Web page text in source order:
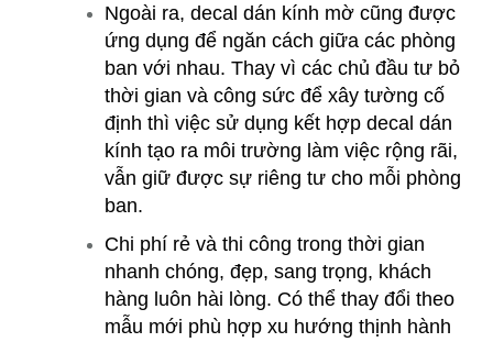
Ngoài ra, decal dán kính mờ cũng được
ứng dụng để ngăn cách giữa các phòng
ban với nhau. Thay vì các chủ đầu tư bỏ
thời gian và công sức để xây tường cố
định thì việc sử dụng kết hợp decal dán
kính tạo ra môi trường làm việc rộng rãi,
vẫn giữ được sự riêng tư cho mỗi phòng
ban.
Chi phí rẻ và thi công trong thời gian
nhanh chóng, đẹp, sang trọng, khách
hàng luôn hài lòng. Có thể thay đổi theo
mẫu mới phù hợp xu hướng thịnh hành